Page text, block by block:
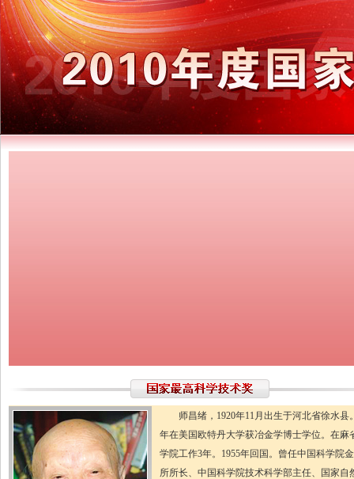
师昌绪，1920年11月出生于河北省徐水县
年在美国欧特丹大学获冶金学博士学位。在麻
学院工作3年。1955年回国。曾任中国科学院
所所长、中国科学院技术科学部主任、国家自